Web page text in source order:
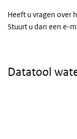
Heeft u vragen over
Stuurt u dan een e-
Datatool